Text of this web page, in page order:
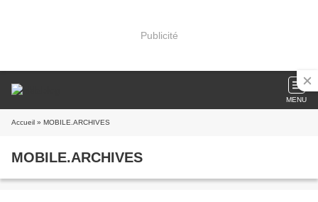
Publicité
MENU
Accueil » MOBILE.ARCHIVES
MOBILE.ARCHIVES